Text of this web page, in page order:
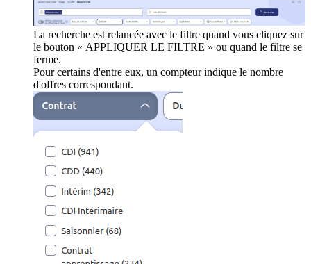
La recherche est relancée avec le filtre quand vous cliquez sur
le bouton « APPLIQUER LE FILTRE » ou quand le filtre se
ferme.
Pour certains d'entre eux, un compteur indique le nombre
d'offres correspondant.